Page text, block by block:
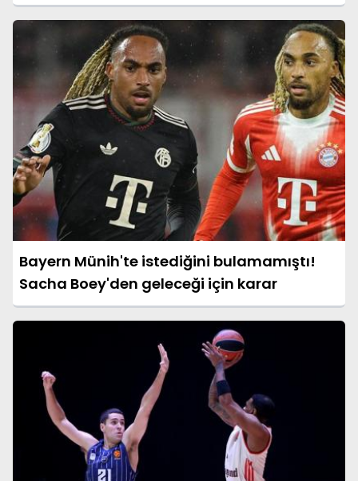
Bayern Münih'te istediğini bulamamıştı!
Sacha Boey'den geleceği için karar